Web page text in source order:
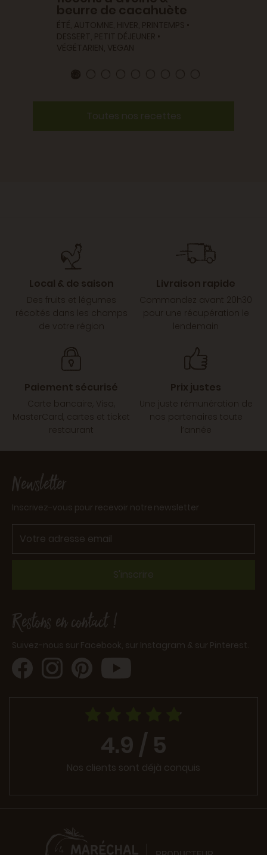
Toutes nos recettes
Local & de saison
Des fruits et légumes
récoltés dans les champs
de votre région
Livraison rapide
Commandez avant 20h30
pour une récupération le
lendemain
Paiement sécurisé
Carte bancaire, Visa,
MasterCard, cartes et ticket
restaurant
Prix justes
Une juste rémunération de
nos partenaires toute
l’année
Newsletter
Inscrivez-vous pour recevoir notre newsletter
S'inscrire
Restons en contact !
Suivez-nous sur Facebook, sur Instagram & sur Pinterest.
4.9 / 5
Nos clients sont déjà conquis